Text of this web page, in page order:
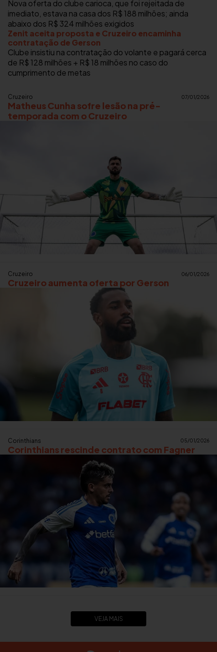
Nova oferta do clube carioca, que foi rejeitada de
imediato, estava na casa dos R$ 188 milhões; ainda
abaixo dos R$ 324 milhões exigidos
Zenit aceita proposta e Cruzeiro encaminha
contratação de Gerson
Clube insistiu na contratação do volante e pagará cerca
de R$ 128 milhões + R$ 18 milhões no caso do
cumprimento de metas
Cruzeiro 07/01/2026
Matheus Cunha sofre lesão na pré-
temporada com o Cruzeiro
Cruzeiro 06/01/2026
Cruzeiro aumenta oferta por Gerson
Corinthians 05/01/2026
Corinthians rescinde contrato com Fagner
VEJA MAIS